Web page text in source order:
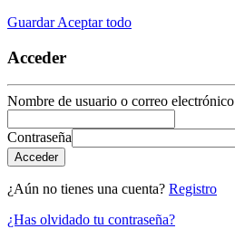
GuardarAceptar todo
Acceder
Nombre de usuario o correo electrónico
Contraseña
Acceder
¿Aún no tienes una cuenta? Registro
¿Has olvidado tu contraseña?